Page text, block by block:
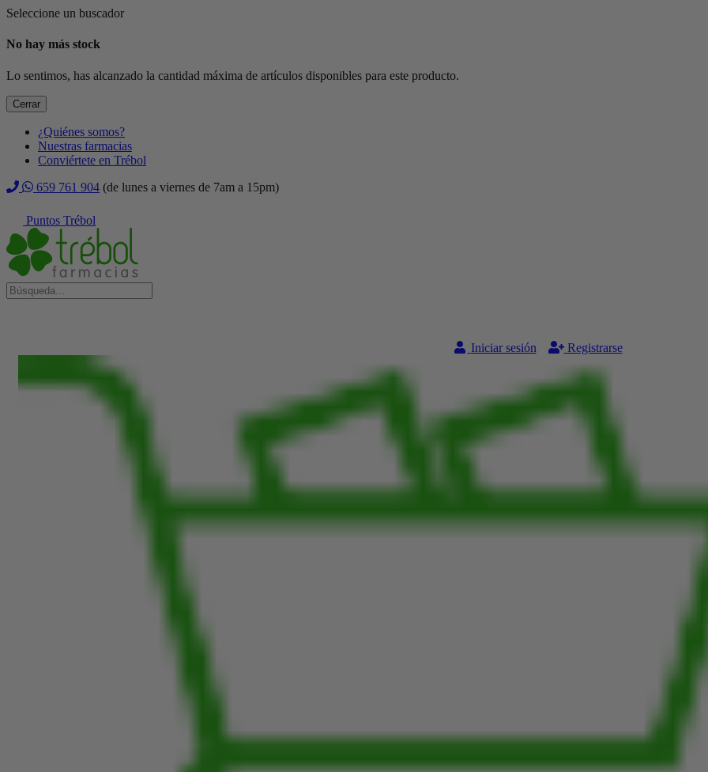
Seleccione un buscador
No hay más stock
Lo sentimos, has alcanzado la cantidad máxima de artículos disponibles para este producto.
Cerrar
¿Quiénes somos?
Nuestras farmacias
Conviértete en Trébol
659 761 904 (de lunes a viernes de 7am a 15pm)
Puntos Trébol
Iniciar sesión Registrarse